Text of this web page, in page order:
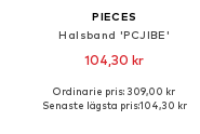
PIECES
Halsband 'PCJIBE'
104,30 kr
Tillgängliga storlekar: One Size
Ordinarie pris: 309,00 kr
Senaste lägsta pris:104,30 kr